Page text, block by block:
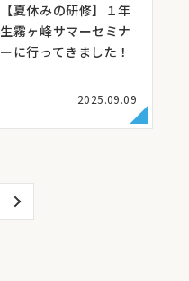
【夏休みの研修】１年
生霧ヶ峰サマーセミナ
ーに行ってきました！
2025.09.09